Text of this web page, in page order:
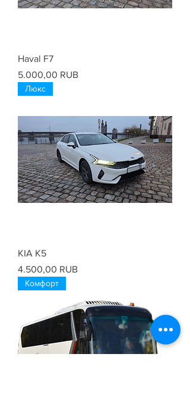
Haval F7
Цена
5.000,00 RUB
Люкс
KIA K5
Цена
4.500,00 RUB
Комфорт